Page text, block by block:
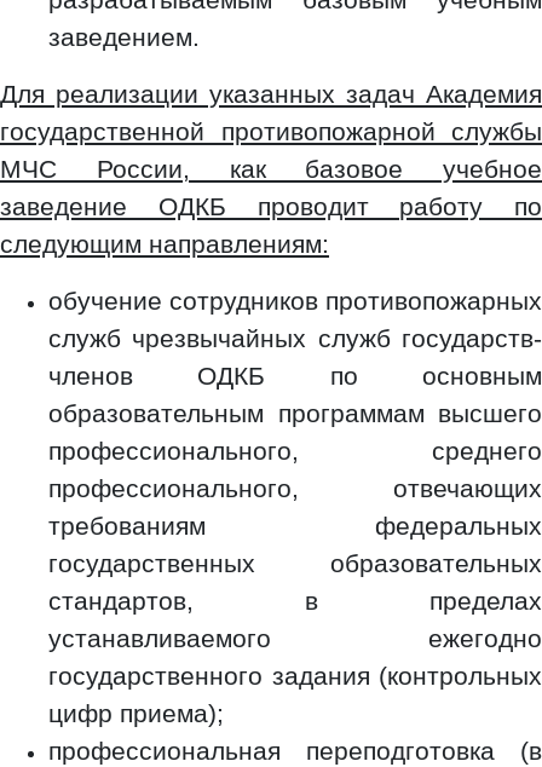
заведением.
Для реализации указанных задач Академия
государственной противопожарной службы
МЧС России, как базовое учебное
заведение ОДКБ проводит работу по
следующим направлениям:
обучение сотрудников противопожарных
служб чрезвычайных служб государств-
членов ОДКБ по основным
образовательным программам высшего
профессионального, среднего
профессионального, отвечающих
требованиям федеральных
государственных образовательных
стандартов, в пределах
устанавливаемого ежегодно
государственного задания (контрольных
цифр приема);
профессиональная переподготовка (в